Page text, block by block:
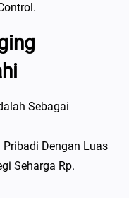
Sebagai
Dengan Luas
Seharga Rp.